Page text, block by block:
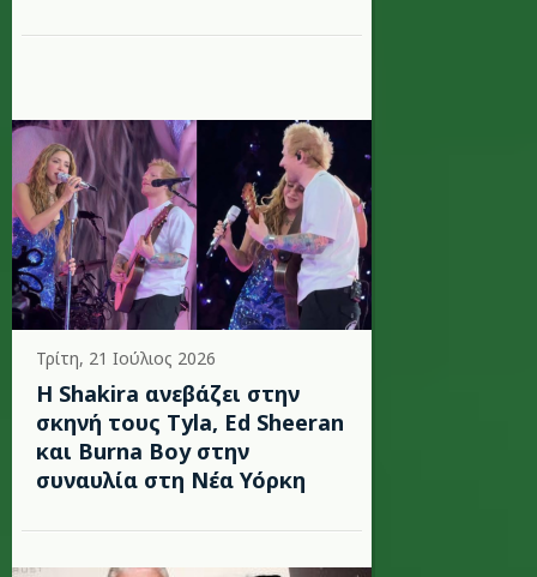
Τρίτη, 21 Ιούλιος 2026
Η Shakira ανεβάζει στην
σκηνή τους Tyla, Ed Sheeran
και Burna Boy στην
συναυλία στη Νέα Υόρκη